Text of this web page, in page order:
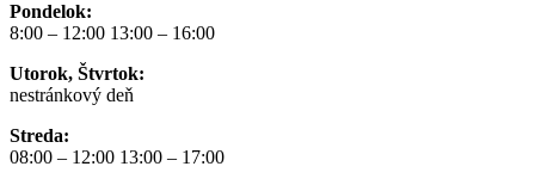
Pondelok:
8:00 – 12:00 13:00 – 16:00
Utorok, Štvrtok:
nestránkový deň
Streda:
08:00 – 12:00 13:00 – 17:00